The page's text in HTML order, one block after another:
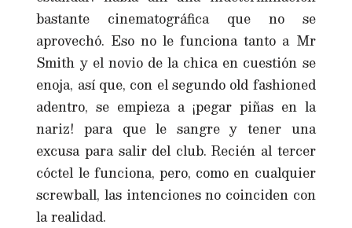
bastante cinematográfica que no se
aprovechó. Eso no le funciona tanto a Mr
Smith y el novio de la chica en cuestión se
enoja, así que, con el segundo old fashioned
adentro, se empieza a ¡pegar piñas en la
nariz! para que le sangre y tener una
excusa para salir del club. Recién al tercer
cóctel le funciona, pero, como en cualquier
screwball, las intenciones no coinciden con
la realidad.